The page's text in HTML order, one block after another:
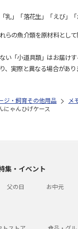
乳」「落花生」「えび」
の魚介類を原材料とし
「小道具類」はお届けす
実際と異なる場合があり
ジ・飼育その他用品 メ
にゃんひげケース
集・イベント
父の日 お中元